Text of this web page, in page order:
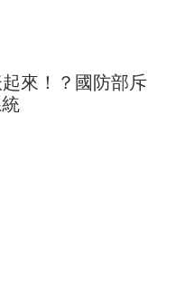
來！？國防部斥